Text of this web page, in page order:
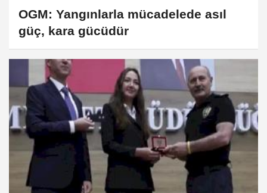
OGM: Yangınlarla mücadelede asıl
güç, kara gücüdür